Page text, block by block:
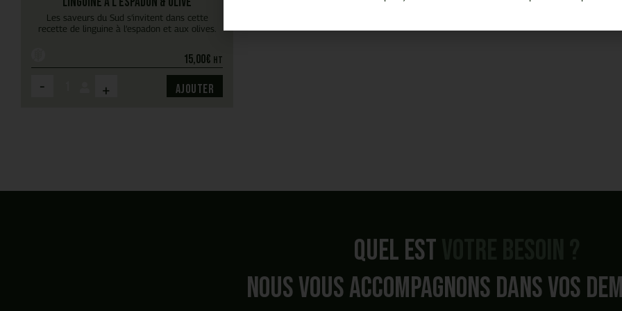
Les saveurs du Sud s’invitent dans cette
recette de linguine à l’espadon et aux olives.
15,00€ HT
- + Ajouter
Quel est
Nous vous accompagnons dans vos